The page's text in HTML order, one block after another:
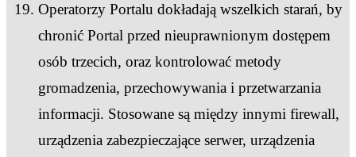
Operatorzy Portalu dokładają wszelkich starań, by
chronić Portal przed nieuprawnionym dostępem
osób trzecich, oraz kontrolować metody
gromadzenia, przechowywania i przetwarzania
informacji. Stosowane są między innymi firewall,
urządzenia zabezpieczające serwer, urządzenia